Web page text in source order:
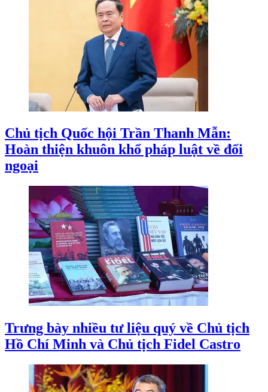
Chủ tịch Quốc hội Trần Thanh Mẫn:
Hoàn thiện khuôn khổ pháp luật về đối
ngoại
Trưng bày nhiều tư liệu quý về Chủ tịch
Hồ Chí Minh và Chủ tịch Fidel Castro